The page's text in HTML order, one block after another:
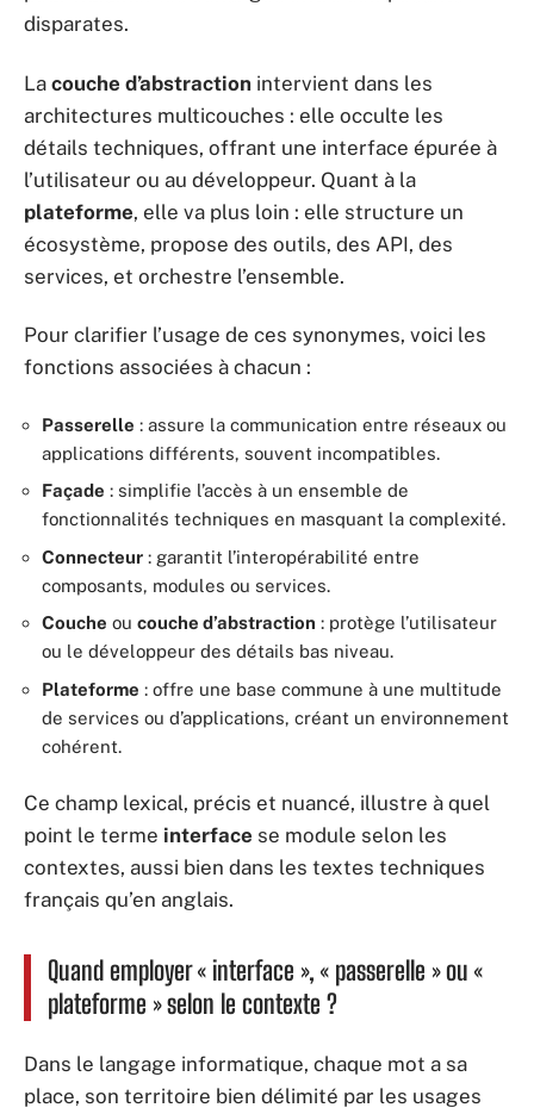
disparates.
La couche d’abstraction intervient dans les
architectures multicouches : elle occulte les
détails techniques, offrant une interface épurée à
l’utilisateur ou au développeur. Quant à la
plateforme, elle va plus loin : elle structure un
écosystème, propose des outils, des API, des
services, et orchestre l’ensemble.
Pour clarifier l’usage de ces synonymes, voici les
fonctions associées à chacun :
Passerelle : assure la communication entre réseaux ou
applications différents, souvent incompatibles.
Façade : simplifie l’accès à un ensemble de
fonctionnalités techniques en masquant la complexité.
Connecteur : garantit l’interopérabilité entre
composants, modules ou services.
Couche ou couche d’abstraction : protège l’utilisateur
ou le développeur des détails bas niveau.
Plateforme : offre une base commune à une multitude
de services ou d’applications, créant un environnement
cohérent.
Ce champ lexical, précis et nuancé, illustre à quel
point le terme interface se module selon les
contextes, aussi bien dans les textes techniques
français qu’en anglais.
Quand employer « interface », « passerelle » ou «
plateforme » selon le contexte ?
Dans le langage informatique, chaque mot a sa
place, son territoire bien délimité par les usages